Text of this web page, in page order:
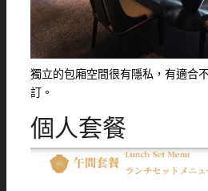
獨立的包廂空間很有隱私，有適合
訂。
個人套餐